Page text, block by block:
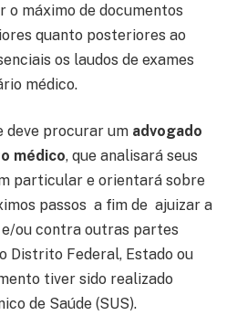
o máximo de documentos
quanto posteriores ao
os laudos de exames
médico.
deve procurar um advogado
médico, que analisará seus
particular e orientará sobre
passos a fim de ajuizar a
ou contra outras partes
Distrito Federal, Estado ou
tiver sido realizado
de Saúde (SUS).